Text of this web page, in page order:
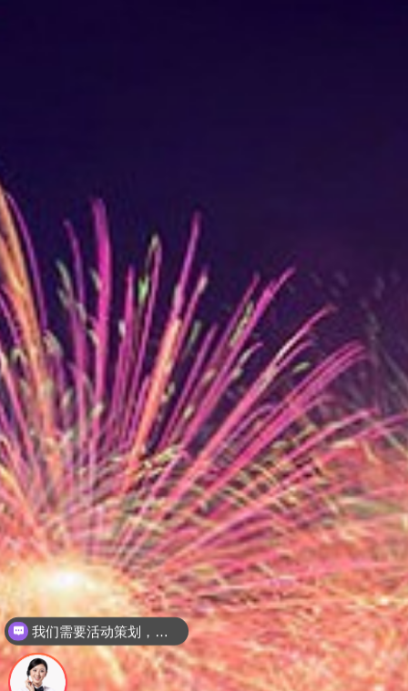
请问贵司有哪些服务？